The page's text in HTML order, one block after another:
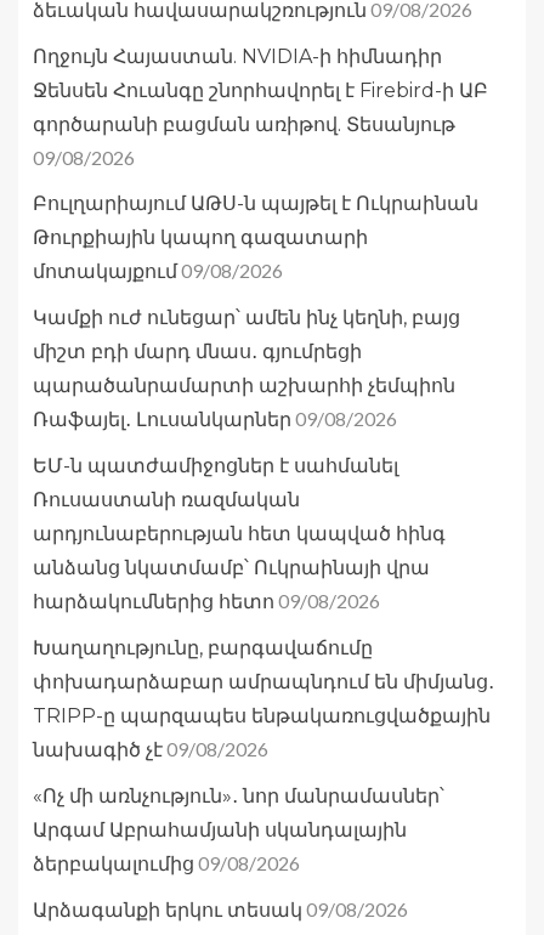
ձեւական հավասարակշռություն 09/08/2026
Ողջույն Հայաստան. NVIDIA-ի հիմնադիր
Ջենսեն Հուանգը շնորհավորել է Firebird-ի ԱԲ
գործարանի բացման առիթով. Տեսանյութ
09/08/2026
Բուլղարիայում ԱԹՍ-ն պայթել է Ուկրաինան
Թուրքիային կապող գազատարի
մոտակայքում09/08/2026
Կամքի ուժ ունեցար՝ ամեն ինչ կեղնի, բայց
միշտ բդի մարդ մնաս․ գյումրեցի
պարածանրամարտի աշխարհի չեմպիոն
Ռաֆայել․ Լուսանկարներ 09/08/2026
ԵՄ-ն պատժամիջոցներ է սահմանել
Ռուսաստանի ռազմական
արդյունաբերության հետ կապված հինգ
անձանց նկատմամբ՝ Ուկրաինայի վրա
հարձակումներից հետո 09/08/2026
Խաղաղությունը, բարգավաճումը
փոխադարձաբար ամրապնդում են միմյանց․
TRIPP-ը պարզապես ենթակառուցվածքային
նախագիծ չէ09/08/2026
«Ոչ մի առնչություն»․ նոր մանրամասներ՝
Արգամ Աբրահամյանի սկանդալային
ձերբակալումից 09/08/2026
Արձագանքի երկու տեսակ 09/08/2026